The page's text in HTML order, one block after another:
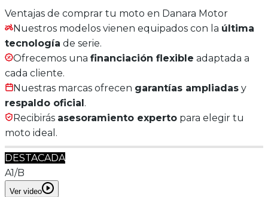
Ventajas de comprar tu moto en Danara Motor
Nuestros modelos vienen equipados con la última
tecnología de serie.
Ofrecemos una financiación flexible adaptada a
cada cliente.
Nuestras marcas ofrecen garantías ampliadas y
respaldo oficial .
Recibirás asesoramiento experto para elegir tu
moto ideal.
DESTACADA
A1/B
Ver video